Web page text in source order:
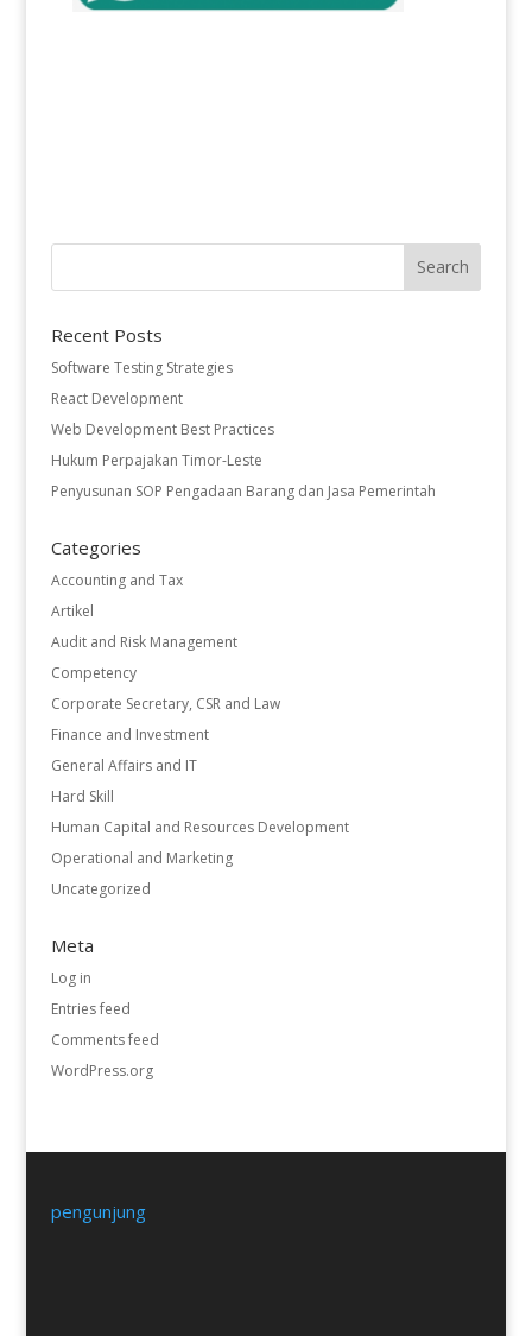
Recent Posts
Software Testing Strategies
React Development
Web Development Best Practices
Hukum Perpajakan Timor-Leste
Penyusunan SOP Pengadaan Barang dan Jasa Pemerintah
Categories
Accounting and Tax
Artikel
Audit and Risk Management
Competency
Corporate Secretary, CSR and Law
Finance and Investment
General Affairs and IT
Hard Skill
Human Capital and Resources Development
Operational and Marketing
Uncategorized
Meta
Log in
Entries feed
Comments feed
WordPress.org
pengunjung